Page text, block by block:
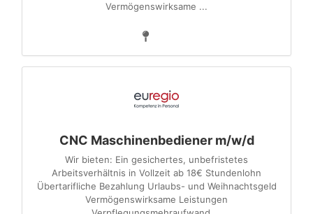
Vermögenswirksame ...
CNC Maschinenbediener m/w/d
Wir bieten: Ein gesichertes, unbefristetes
Arbeitsverhältnis in Vollzeit ab 18€ Stundenlohn
Übertarifliche Bezahlung Urlaubs- und Weihnachtsgeld
Vermögenswirksame Leistungen